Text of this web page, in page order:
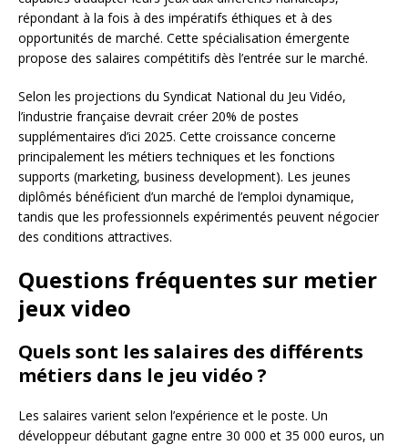
répondant à la fois à des impératifs éthiques et à des
opportunités de marché. Cette spécialisation émergente
propose des salaires compétitifs dès l’entrée sur le marché.
Selon les projections du Syndicat National du Jeu Vidéo,
l’industrie française devrait créer 20% de postes
supplémentaires d’ici 2025. Cette croissance concerne
principalement les métiers techniques et les fonctions
supports (marketing, business development). Les jeunes
diplômés bénéficient d’un marché de l’emploi dynamique,
tandis que les professionnels expérimentés peuvent négocier
des conditions attractives.
Questions fréquentes sur metier
jeux video
Quels sont les salaires des différents
métiers dans le jeu vidéo ?
Les salaires varient selon l’expérience et le poste. Un
développeur débutant gagne entre 30 000 et 35 000 euros, un